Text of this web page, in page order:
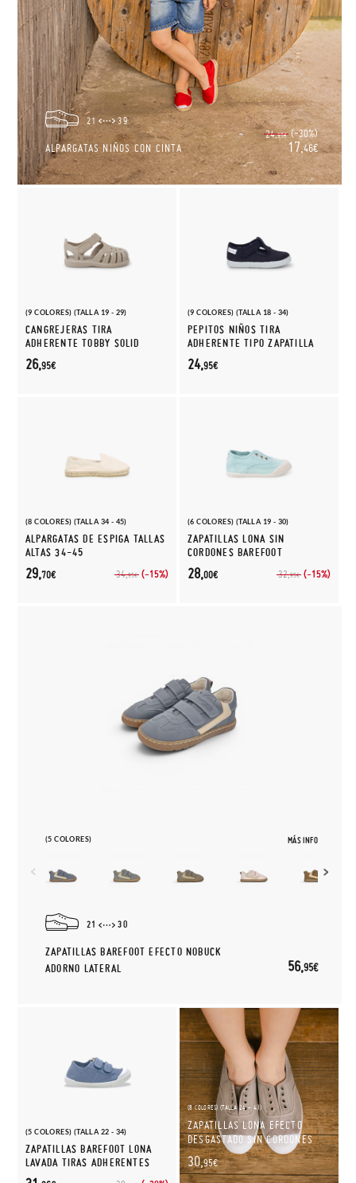
21 39
ALPARGATAS NIÑOS CON CINTA
24,95€ (-30%)
17,46€
(9 COLORES) (TALLA 19 - 29)
CANGREJERAS TIRA
ADHERENTE TOBBY SOLID
26,95€
(9 COLORES) (TALLA 18 - 34)
PEPITOS NIÑOS TIRA
ADHERENTE TIPO ZAPATILLA
24,95€
(8 COLORES) (TALLA 34 - 45)
ALPARGATAS DE ESPIGA TALLAS
ALTAS 34-45
34,95€ (-15%)
29,70€
(6 COLORES) (TALLA 19 - 30)
ZAPATILLAS LONA SIN
CORDONES BAREFOOT
32,95€ (-15%)
28,00€
(5 COLORES) MÁS INFO
21 30
ZAPATILLAS BAREFOOT EFECTO NOBUCK
ADORNO LATERAL
56,95€
(5 COLORES) (TALLA 22 - 34)
ZAPATILLAS BAREFOOT LONA
LAVADA TIRAS ADHERENTES
(8 COLORES) (TALLA 24 - 43)
ZAPATILLAS LONA EFECTO
DESGASTADO SIN CORDONES
30,95€